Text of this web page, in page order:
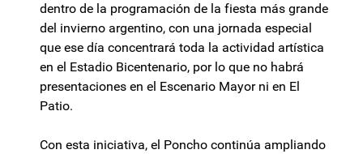
dentro de la programación de la fiesta más grande
del invierno argentino, con una jornada especial
que ese día concentrará toda la actividad artística
en el Estadio Bicentenario, por lo que no habrá
presentaciones en el Escenario Mayor ni en El
Patio.
Con esta iniciativa, el Poncho continúa ampliando